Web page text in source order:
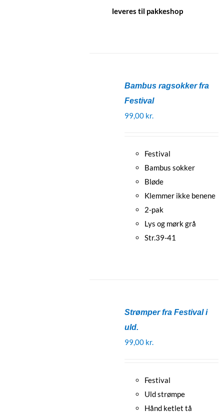
leveres til pakkeshop
Bambus ragsokker fra
Festival
99,00 kr.
Festival
Bambus sokker
Bløde
Klemmer ikke benene
2-pak
Lys og mørk grå
Str.39-41
Strømper fra Festival i
uld.
99,00 kr.
Festival
Uld strømpe
Hånd ketlet tå